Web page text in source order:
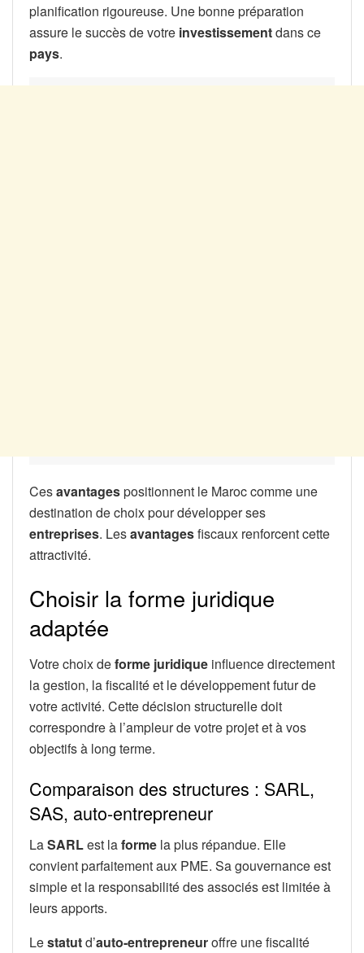
planification rigoureuse. Une bonne préparation
assure le succès de votre investissementdans ce
pays.
Cesavantagespositionnent le Maroc comme une
destination de choix pour développer ses
entreprises. Lesavantagesfiscaux renforcent cette
attractivité.
Choisir la forme juridique
adaptée
Votre choix deforme juridique influence directement
la gestion, la fiscalité et le développement futur de
votre activité. Cette décision structurelle doit
correspondre à l’ampleur de votre projet et à vos
objectifs à long terme.
Comparaison des structures : SARL,
SAS, auto-entrepreneur
LaSARLest laforme la plus répandue. Elle
convient parfaitement aux PME. Sa gouvernance est
simple et la responsabilité des associés est limitée à
leurs apports.
Lestatutd’auto-entrepreneuroffre une fiscalité